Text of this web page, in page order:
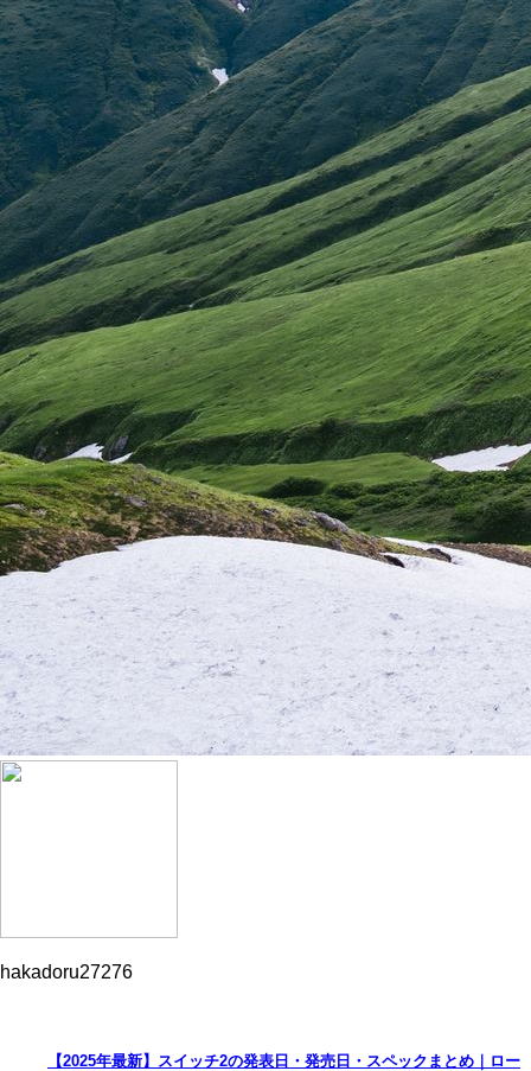
hakadoru27276
【2025年最新】スイッチ2の発表日・発売日・スペックまとめ｜ロー